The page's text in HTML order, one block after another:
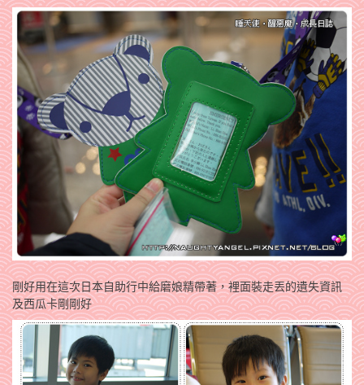
剛好用在這次日本自助行中給磨娘精帶著，裡面裝走丟的遺失資訊
及西瓜卡剛剛好